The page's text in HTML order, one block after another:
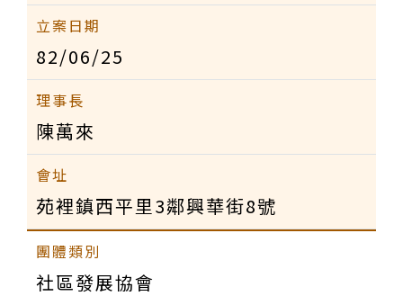
82/06/25
陳萬來
苑裡鎮西平里3鄰興華街8號
社區發展協會